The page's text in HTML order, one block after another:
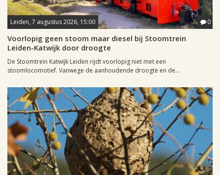
Leiden, 7 augustus 2026, 15:00 0
Voorlopig geen stoom maar diesel bij Stoomtrein
Leiden-Katwijk door droogte
De Stoomtrein Katwijk Leiden rijdt voorlopig niet met een
stoomlocomotief. Vanwege de aanhoudende droogte en de...